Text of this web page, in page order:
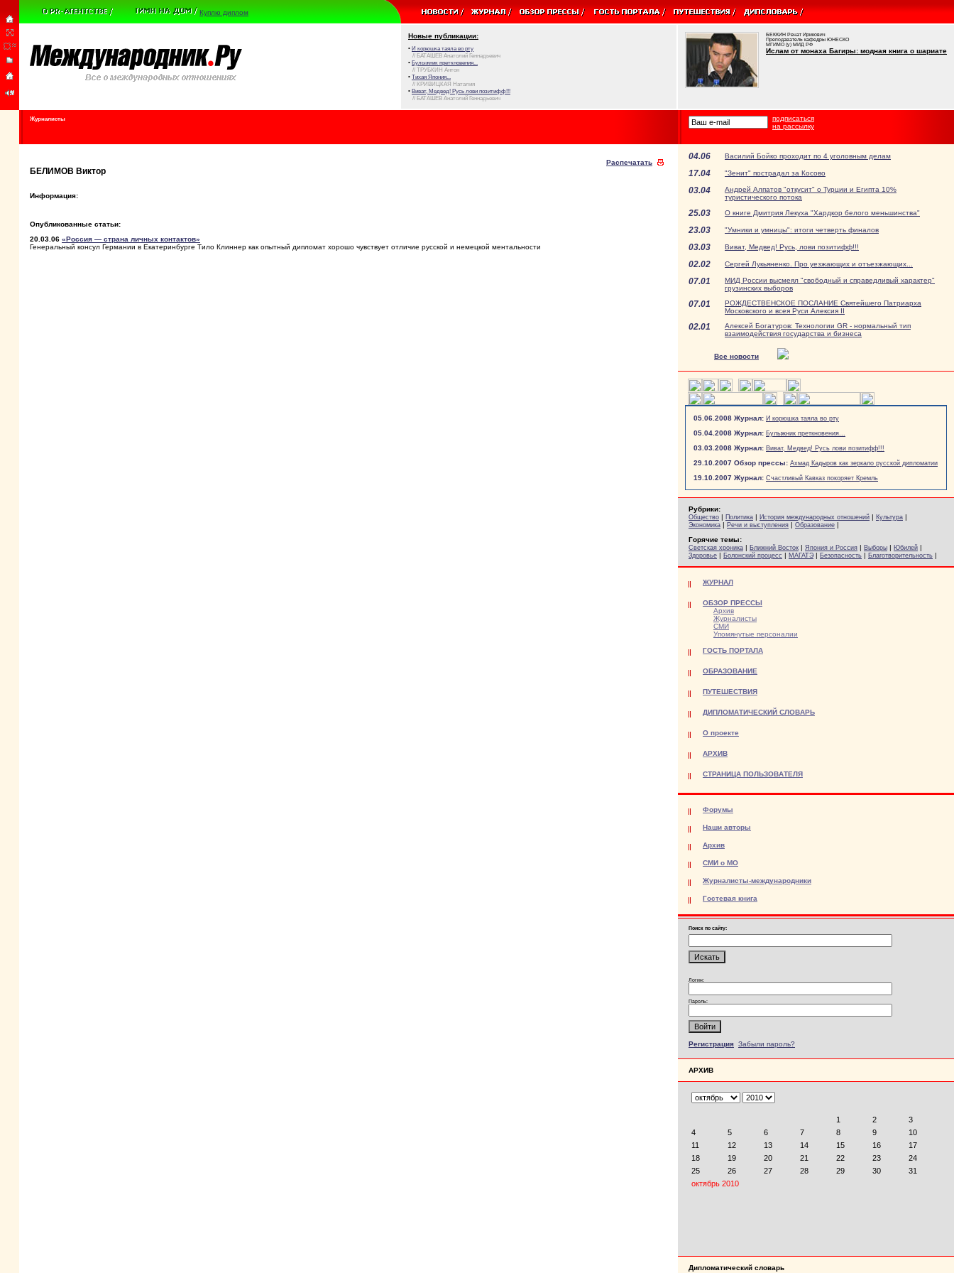
Куплю диплом
Новые публикации:
• И корюшка таяла во рту
// БАТАШЕВ Анатолий Геннадьевич
• Булыжник преткновения...
// ТРУБКИН Антон
• Тихая Япония...
// КРИВИЦКАЯ Наталия
• Виват, Медвед! Русь лови позитифф!!!
// БАТАШЕВ Анатолий Геннадьевич
БЕККИН Ренат Ирикович
Преподаватель кафедры ЮНЕСКО
МГИМО (у) МИД РФ
Ислам от монаха Багиры: модная книга о шариате
Журналисты
подписаться
на рассылку
Распечатать
БЕЛИМОВ Виктор
Информация:
Опубликованные статьи:
20.03.06 «Россия — страна личных контактов»
Генеральный консул Германии в Екатеринбурге Тило Клиннер как опытный дипломат хорошо чувствует отличие русской и немецкой ментальности
04.06 Василий Бойко проходит по 4 уголовным делам
17.04 "Зенит" пострадал за Косово
03.04
Андрей Алпатов "откусит" о Турции и Египта 10%
туристического потока
25.03 О книге Дмитрия Лекуха "Хардкор белого меньшинства"
23.03 "Умники и умницы": итоги четверть финалов
03.03 Виват, Медвед! Русь, лови позитифф!!!
02.02 Сергей Лукьяненко. Про уезжающих и отъезжающих...
07.01
МИД России высмеял "свободный и справедливый характер"
грузинских выборов
07.01
РОЖДЕСТВЕНСКОЕ ПОСЛАНИЕ Святейшего Патриарха
Московского и всея Руси Алексия II
02.01
Алексей Богатуров: Технологии GR - нормальный тип
взаимодействия государства и бизнеса
Все новости
05.06.2008 Журнал: И корюшка таяла во рту
05.04.2008 Журнал: Булыжник преткновения...
03.03.2008 Журнал: Виват, Медвед! Русь лови позитифф!!!
29.10.2007 Обзор прессы: Ахмад Кадыров как зеркало русской дипломатии
19.10.2007 Журнал: Счастливый Кавказ покоряет Кремль
Рубрики:
Общество | Политика | История международных отношений | Культура |
Экономика | Речи и выступления | Образование |
Горячие темы:
Светская хроника | Ближний Восток | Япония и Россия | Выборы | Юбилей |
Здоровье | Болонский процесс | МАГАТЭ | Безопасность | Благотворительность |
ЖУРНАЛ
ОБЗОР ПРЕССЫ
Архив
Журналисты
СМИ
Упомянутые персоналии
ГОСТЬ ПОРТАЛА
ОБРАЗОВАНИЕ
ПУТЕШЕСТВИЯ
ДИПЛОМАТИЧЕСКИЙ СЛОВАРЬ
О проекте
АРХИВ
СТРАНИЦА ПОЛЬЗОВАТЕЛЯ
Форумы
Наши авторы
Архив
СМИ о МО
Журналисты-международники
Гостевая книга
Поиск по сайту:
Логин:
Пароль:
Регистрация Забыли пароль?
АРХИВ
Дипломатический словарь